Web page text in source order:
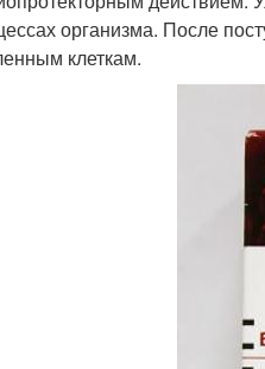
организма. После
клеткам.